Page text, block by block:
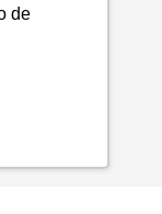
de